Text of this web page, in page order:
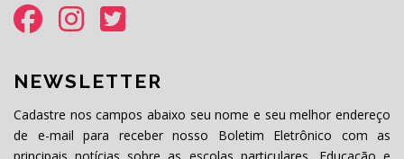
NEWSLETTER
Cadastre nos campos abaixo seu nome e seu melhor endereço
de e-mail para receber nosso Boletim Eletrônico com as